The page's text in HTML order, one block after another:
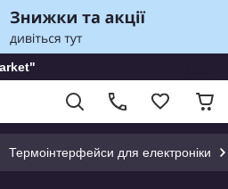
Термоінтерфейси для електроніки